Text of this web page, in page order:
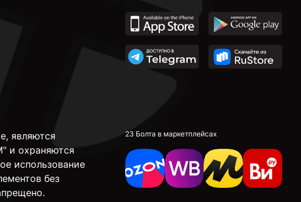
являются
и охраняются
использование
без
23 Болта в маркетплейсах